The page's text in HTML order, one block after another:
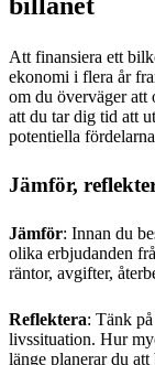
Att finansiera ett
ekonomi i flera år
om du överväger att
att du tar dig tid att
potentiella
Jämför,
Jämför: Innan du
olika erbjudanden
räntor, avgifter,
Reflektera: Tänk
livssituation. Hur
länge planerar du